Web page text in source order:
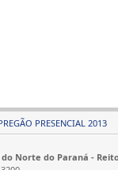
PRESENCIAL 2013
Norte do Paraná -